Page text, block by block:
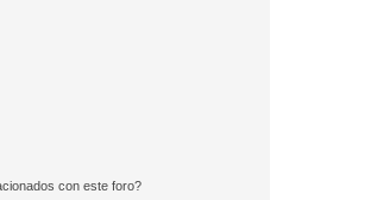
con este foro?